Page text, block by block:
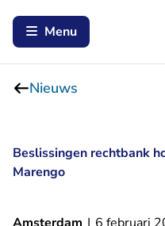
Menu
Nieuws
Beslissingen rechtbank
Marengo